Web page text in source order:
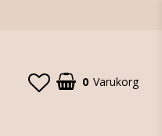
0 Varukorg